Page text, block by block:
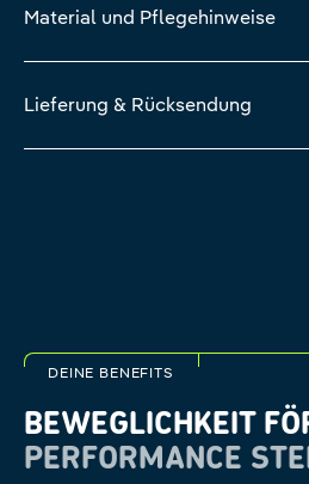
Material und Pflegehinweise
Lieferung & Rücksendung
DEINE BENEFITS
BEWEGLICHKEIT
PERFORMANCE